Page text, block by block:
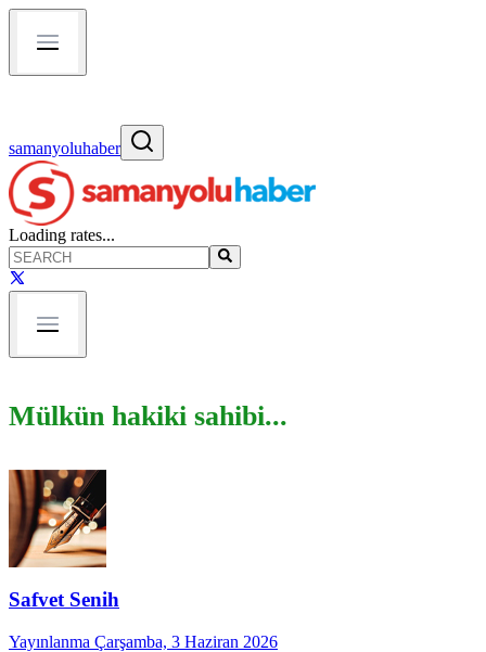
samanyoluhaber
Loading rates...
Mülkün hakiki sahibi...
Safvet Senih
Yayınlanma Çarşamba, 3 Haziran 2026